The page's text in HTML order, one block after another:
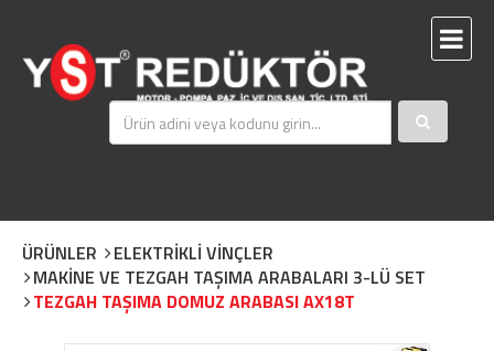
ÜRÜNLER
ELEKTRİKLİ VİNÇLER
MAKİNE VE TEZGAH TAŞIMA ARABALARI 3-LÜ SET
TEZGAH TAŞIMA DOMUZ ARABASI AX18T